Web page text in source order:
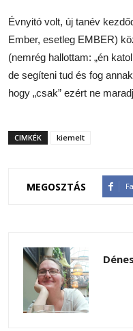
Évnyitó volt, új tanév
Ember, esetleg EMBER)
(nemrég hallottam: „én
de segíteni tud és fog
hogy „csak” ezért ne
CIMKÉK kiemelt
MEGOSZTÁS